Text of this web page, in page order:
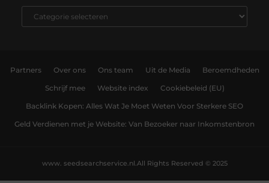
Partners Over ons Ons team Uit de Media Beroemdheden
Schrijf mee Website index Cookiebeleid (EU)
Backlink Kopen: Alles Wat Je Moet Weten Voor Sterkere SEO
Geld Verdienen met je Website: Van Bezoeker naar Inkomstenbron
All Rights Reserved © 2025
www. seedsearchservice.nl.